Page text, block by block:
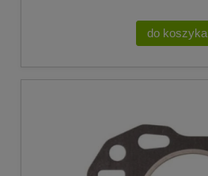
do koszyka